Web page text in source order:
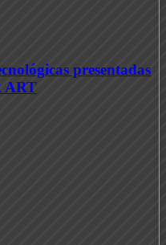
presentadas
ART